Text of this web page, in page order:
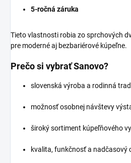
5-ročná záruka
Tieto vlastnosti robia zo sprchových
pre moderné aj bezbariérové kúpeľne.
Prečo si vybrať Sanovo?
slovenská výroba a rodinná
možnosť osobnej návštevy
široký sortiment kúpeľňového
kvalita, funkčnosť a nadčasový